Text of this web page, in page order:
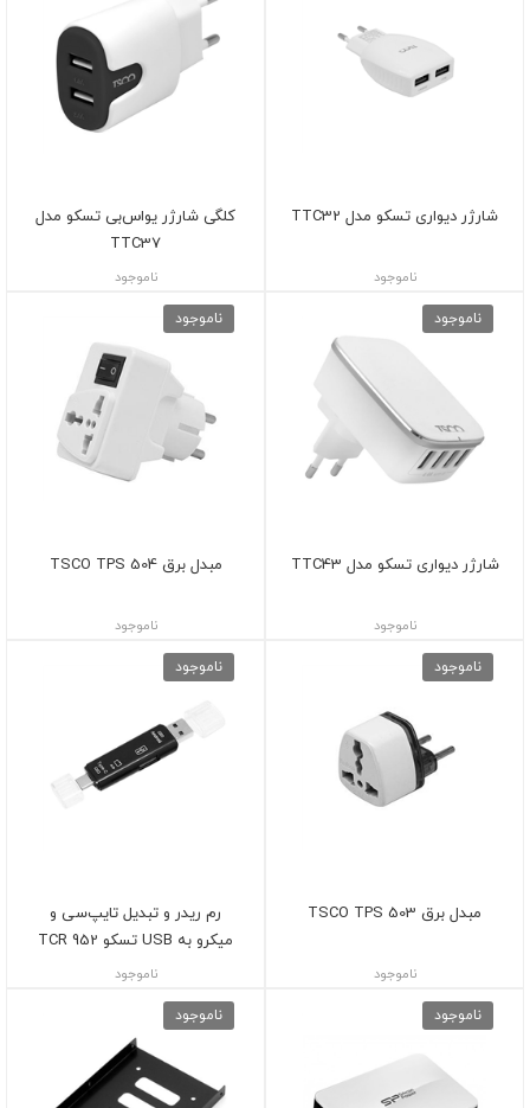
شارژر دیواری تسکو مدل TTC32
ناموجود
کلگی شارژر یواس‌بی تسکو مدل
TTC37
ناموجود
ناموجود
شارژر ديواری تسکو مدل TTC43
ناموجود
ناموجود
مبدل برق TSCO TPS 504
ناموجود
ناموجود
مبدل برق TSCO TPS 503
ناموجود
ناموجود
رم ریدر و تبدیل تایپ‌سی و
میکرو به USB تسکو TCR 952
ناموجود
ناموجود ناموجود